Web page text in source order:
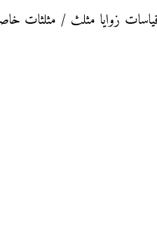
زوايا مثلث / مثلثات خاصة